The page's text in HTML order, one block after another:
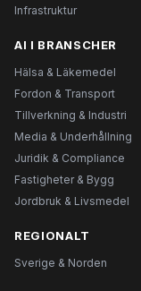
Infrastruktur
AI I BRANSCHER
Hälsa & Läkemedel
Fordon & Transport
Tillverkning & Industri
Media & Underhållning
Juridik & Compliance
Fastigheter & Bygg
Jordbruk & Livsmedel
REGIONALT
Sverige & Norden